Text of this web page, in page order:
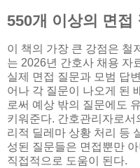
550개 이상의 면접
이 책의 가장 큰 강점은 철
는 2026년 간호사 채용 자
실제 면접 질문과 모범 답
어나 각 질문이 나오게 된
로써 예상 밖의 질문에도
키워준다. 간호관리자로
리적 딜레마 상황 처리 등
성된 질문들은 면접뿐만
직접적으로 도움이 된다.